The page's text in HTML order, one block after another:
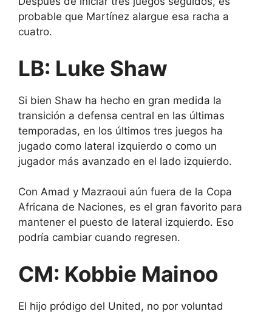
probable que Martínez alargue esa racha a
cuatro.
LB: Luke Shaw
Si bien Shaw ha hecho en gran medida la
transición a defensa central en las últimas
temporadas, en los últimos tres juegos ha
jugado como lateral izquierdo o como un
jugador más avanzado en el lado izquierdo.
Con Amad y Mazraoui aún fuera de la Copa
Africana de Naciones, es el gran favorito para
mantener el puesto de lateral izquierdo. Eso
podría cambiar cuando regresen.
CM: Kobbie Mainoo
El hijo pródigo del United, no por voluntad